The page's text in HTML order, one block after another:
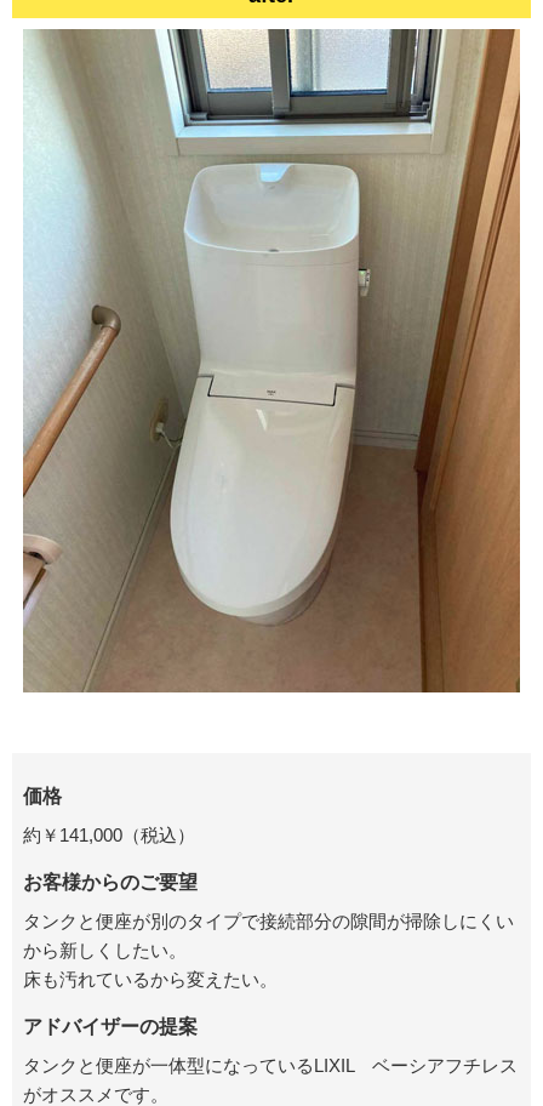
価格
約￥141,000（税込）
お客様からのご要望
タンクと便座が別のタイプで接続部分の隙間が掃除しにくい
から新しくしたい。
床も汚れているから変えたい。
アドバイザーの提案
タンクと便座が一体型になっているLIXIL ベーシアフチレス
がオススメです。